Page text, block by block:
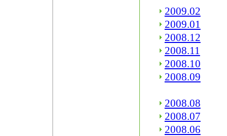
2009.02
2009.01
2008.12
2008.11
2008.10
2008.09
2008.08
2008.07
2008.06